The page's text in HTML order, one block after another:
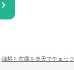
価格と在庫を楽天でチェック